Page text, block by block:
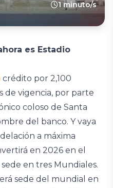
1 minuto/s
es Estadio
crédito por 2,100
de vigencia, por parte
coloso de Santa
del banco. Y vaya
a máxima
en 2026 en el
en tres Mundiales.
sede del mundial en